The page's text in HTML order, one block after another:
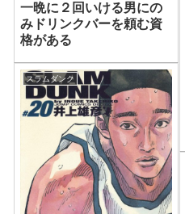
一晩に２回いける男にの
みドリンクバーを頼む資
格がある
スラムダンク